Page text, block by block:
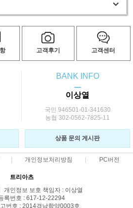
고객후기 고객센터
BANK INFO
ㅡ
이상열
국민 946501-01-341630
농협 302-0562-7825-11
상품 문의 게시판
개인정보처리방침 PC버전
트리아츠
개인정보 보호 책임자 : 이상열
록번호 : 617-12-22294
번호 : 2014경남함양0003호